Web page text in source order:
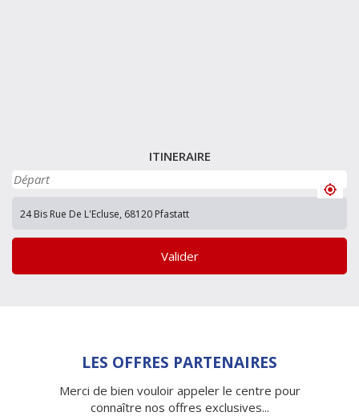
ITINERAIRE
Valider
LES OFFRES PARTENAIRES
Merci de bien vouloir appeler le centre pour
connaître nos offres exclusives...